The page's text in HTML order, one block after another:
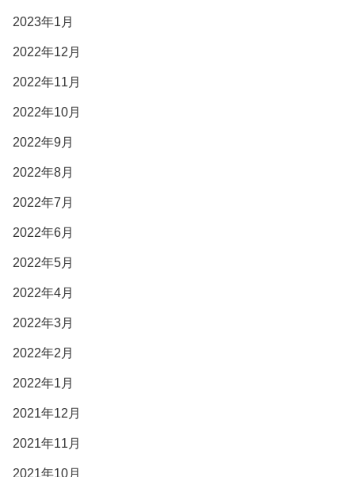
2023年1月
2022年12月
2022年11月
2022年10月
2022年9月
2022年8月
2022年7月
2022年6月
2022年5月
2022年4月
2022年3月
2022年2月
2022年1月
2021年12月
2021年11月
2021年10月